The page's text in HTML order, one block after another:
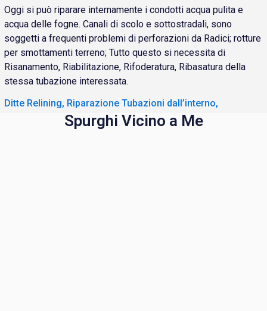
Oggi si può riparare internamente i condotti acqua pulita e
acqua delle fogne. Canali di scolo e sottostradali, sono
soggetti a frequenti problemi di perforazioni da Radici; rotture
per smottamenti terreno; Tutto questo si necessita di
Risanamento, Riabilitazione, Rifoderatura, Ribasatura della
stessa tubazione interessata.
Ditte Relining, Riparazione Tubazioni dall’interno,
Spurghi Vicino a Me